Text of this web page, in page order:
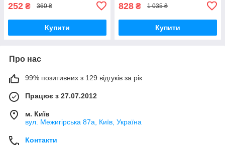
252 ₴ 360 ₴
Купити
828 ₴ 1 035 ₴
Купити
Про нас
99% позитивних з 129 відгуків за рік
Працює з 27.07.2012
м. Київ
вул. Межигірська 87а, Київ, Україна
Контакти